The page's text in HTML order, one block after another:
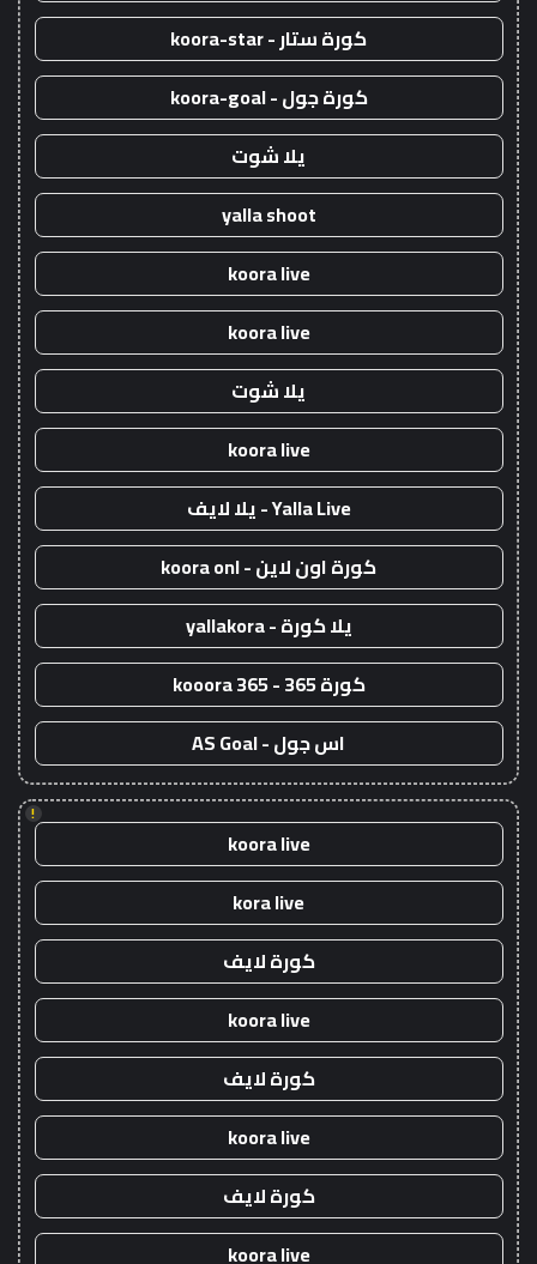
كورة ستار - koora-star
كورة جول - koora-goal
يلا شوت
yalla shoot
koora live
koora live
يلا شوت
koora live
Yalla Live - يلا لايف
كورة اون لاين - koora onl
يلا كورة - yallakora
كورة 365 - kooora 365
اس جول - AS Goal
!
koora live
kora live
كورة لايف
koora live
كورة لايف
koora live
كورة لايف
koora live